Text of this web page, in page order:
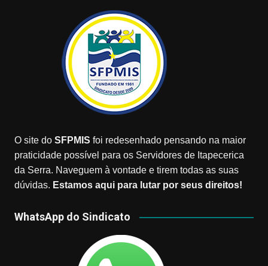
O site do SFPMIS foi redesenhado pensando na maior
praticidade possível para os Servidores de Itapecerica
da Serra. Naveguem à vontade e tirem todas as suas
dúvidas. Estamos aqui para lutar por seus direitos!
WhatsApp do Sindicato